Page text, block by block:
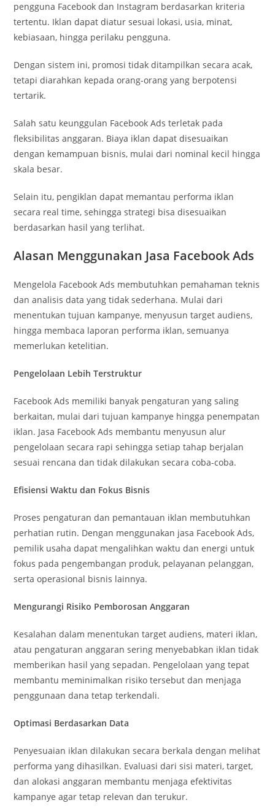
pengguna Facebook dan Instagram berdasarkan kriteria
tertentu. Iklan dapat diatur sesuai lokasi, usia, minat,
kebiasaan, hingga perilaku pengguna.
Dengan sistem ini, promosi tidak ditampilkan secara acak,
tetapi diarahkan kepada orang-orang yang berpotensi
tertarik.
Salah satu keunggulan Facebook Ads terletak pada
fleksibilitas anggaran. Biaya iklan dapat disesuaikan
dengan kemampuan bisnis, mulai dari nominal kecil hingga
skala besar.
Selain itu, pengiklan dapat memantau performa iklan
secara real time, sehingga strategi bisa disesuaikan
berdasarkan hasil yang terlihat.
Alasan Menggunakan Jasa Facebook Ads
Mengelola Facebook Ads membutuhkan pemahaman teknis
dan analisis data yang tidak sederhana. Mulai dari
menentukan tujuan kampanye, menyusun target audiens,
hingga membaca laporan performa iklan, semuanya
memerlukan ketelitian.
Pengelolaan Lebih Terstruktur
Facebook Ads memiliki banyak pengaturan yang saling
berkaitan, mulai dari tujuan kampanye hingga penempatan
iklan. Jasa Facebook Ads membantu menyusun alur
pengelolaan secara rapi sehingga setiap tahap berjalan
sesuai rencana dan tidak dilakukan secara coba-coba.
Efisiensi Waktu dan Fokus Bisnis
Proses pengaturan dan pemantauan iklan membutuhkan
perhatian rutin. Dengan menggunakan jasa Facebook Ads,
pemilik usaha dapat mengalihkan waktu dan energi untuk
fokus pada pengembangan produk, pelayanan pelanggan,
serta operasional bisnis lainnya.
Mengurangi Risiko Pemborosan Anggaran
Kesalahan dalam menentukan target audiens, materi iklan,
atau pengaturan anggaran sering menyebabkan iklan tidak
memberikan hasil yang sepadan. Pengelolaan yang tepat
membantu meminimalkan risiko tersebut dan menjaga
penggunaan dana tetap terkendali.
Optimasi Berdasarkan Data
Penyesuaian iklan dilakukan secara berkala dengan melihat
performa yang dihasilkan. Evaluasi dari sisi materi, target,
dan alokasi anggaran membantu menjaga efektivitas
kampanye agar tetap relevan dan terukur.